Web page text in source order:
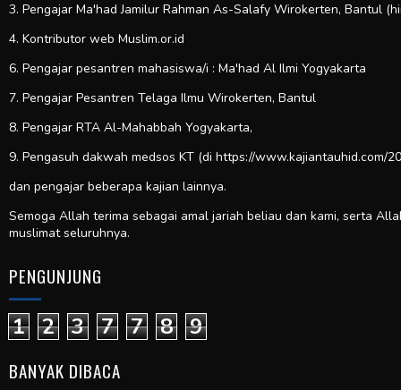
3. Pengajar Ma'had Jamilur Rahman As-Salafy Wirokerten, Bantul
4. Kontributor web Muslim.or.id
6. Pengajar pesantren mahasiswa/i : Ma'had Al Ilmi Yogyakarta
7. Pengajar Pesantren Telaga Ilmu Wirokerten, Bantul
8. Pengajar RTA Al-Mahabbah Yogyakarta,
9. Pengasuh dakwah medsos KT (di https://www.kajiantauhid.com/
dan pengajar beberapa kajian lainnya.
Semoga Allah terima sebagai amal jariah beliau dan kami, serta
muslimat seluruhnya.
PENGUNJUNG
1 2 3 7 7 8 9
BANYAK DIBACA